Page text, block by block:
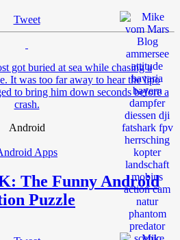
Tweet
got buried at sea while chasing a
It was too far away to hear the lipo
to bring him down seconds before a
crash.
Android
Apps
The Funny Android
Puzzle